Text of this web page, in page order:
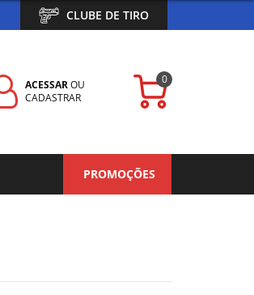
CLUBE DE TIRO
ACESSAROU
CADASTRAR
0
PROMOÇÕES